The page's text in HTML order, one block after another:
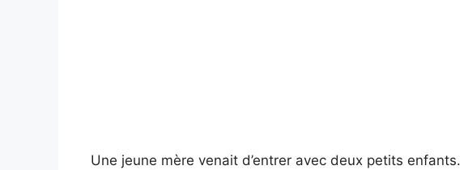
Une jeune mère venait d’entrer avec deux petits enfants.